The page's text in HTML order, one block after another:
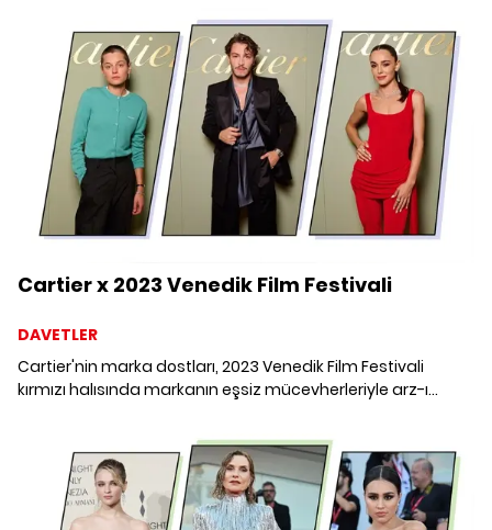
Cartier x 2023 Venedik Film Festivali
DAVETLER
Cartier'nin marka dostları, 2023 Venedik Film Festivali
kırmızı halısında markanın eşsiz mücevherleriyle arz-ı
gerçekleşen davete Cartier'nin Türkiye'deki ilk marka
dostları Hafsanur Sancaktutan ve Boran Kuzum da katıldı.